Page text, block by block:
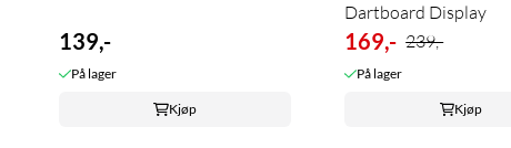
139,-
På lager
Kjøp
Dartboard Display
169,- 239,-
På lager
Kjøp